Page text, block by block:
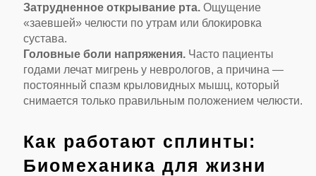
Затрудненное открывание рта. Ощущение
«заевшей» челюсти по утрам или блокировка
сустава.
Головные боли напряжения. Часто пациенты
годами лечат мигрень у неврологов, а причина —
постоянный спазм крыловидных мышц, который
снимается только правильным положением челюсти.
Как работают сплинты:
Биомеханика для жизни